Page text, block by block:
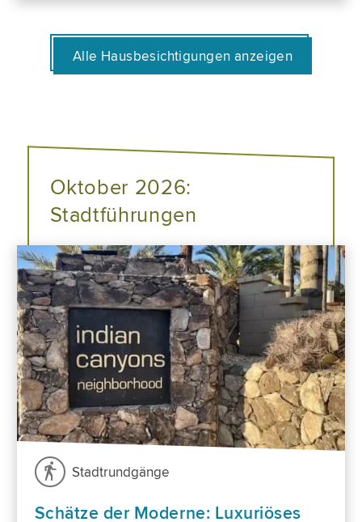
Alle Hausbesichtigungen anzeigen
Oktober 2026:
Stadtführungen
Stadtrundgänge
Schätze der Moderne: Luxuriöses